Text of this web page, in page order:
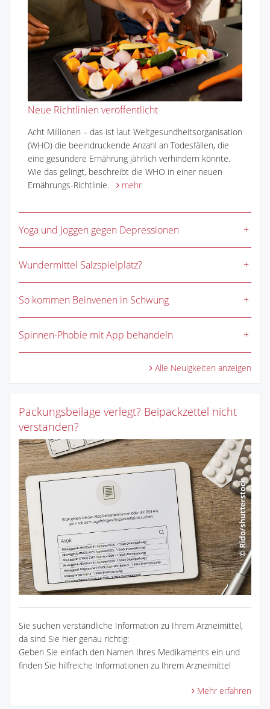
Neue Richtlinien veröffentlicht
Acht Millionen – das ist laut Weltgesundheitsorganisation
(WHO) die beeindruckende Anzahl an Todesfällen, die
eine gesündere Ernährung jährlich verhindern könnte.
Wie das gelingt, beschreibt die WHO in einer neuen
Ernährungs-Richtlinie.
mehr
Yoga und Joggen gegen Depressionen
Wundermittel Salzspielplatz?
So kommen Beinvenen in Schwung
Spinnen-Phobie mit App behandeln
Alle Neuigkeiten anzeigen
Packungsbeilage verlegt? Beipackzettel nicht
verstanden?
Sie suchen verständliche Information zu Ihrem Arzneimittel,
da sind Sie hier genau richtig:
Geben Sie einfach den Namen Ihres Medikaments ein und
finden Sie hilfreiche Informationen zu Ihrem Arzneimittel
Mehr erfahren